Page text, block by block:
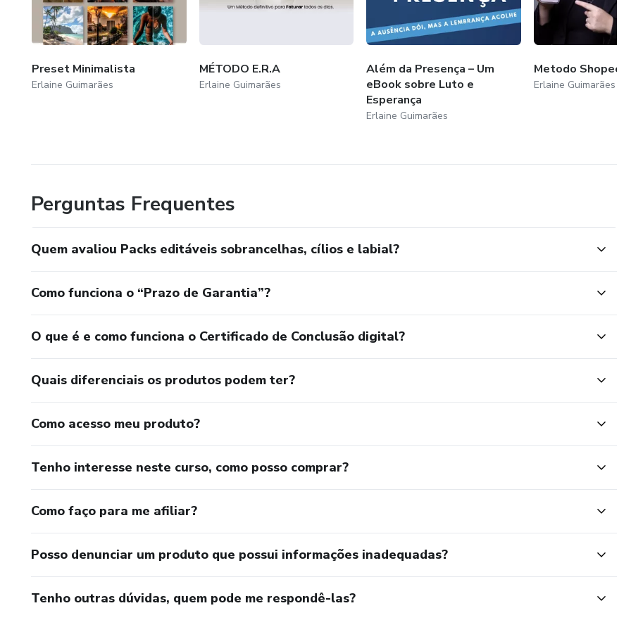
Preset Minimalista
Erlaine Guimarães
MÉTODO E.R.A
Erlaine Guimarães
Além da Presença – Um
eBook sobre Luto e
Esperança
Erlaine Guimarães
Metodo Shopee
Erlaine Guimarães
Perguntas Frequentes
Quem avaliou Packs editáveis sobrancelhas, cílios e labial?
Como funciona o “Prazo de Garantia”?
O que é e como funciona o Certificado de Conclusão digital?
Quais diferenciais os produtos podem ter?
Como acesso meu produto?
Tenho interesse neste curso, como posso comprar?
Como faço para me afiliar?
Posso denunciar um produto que possui informações inadequadas?
Tenho outras dúvidas, quem pode me respondê-las?